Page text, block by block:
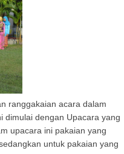
ranggakaian acara dalam
dimulai dengan Upacara yang
upacara ini pakaian yang
untuk pakaian yang